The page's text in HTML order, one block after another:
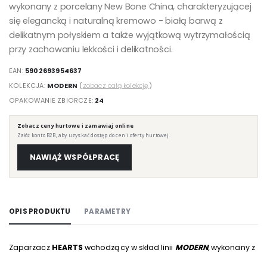
wykonany z porcelany New Bone China, charakteryzującej
się elegancką i naturalną kremowo - białą barwą z
delikatnym połyskiem a także wyjątkową wytrzymałością
przy zachowaniu lekkości i delikatności.
EAN: 5902693954637
KOLEKCJA: MODERN ( zobacz całą kolekcję )
OPAKOWANIE ZBIORCZE: 24
Zobacz ceny hurtowe i zamawiaj online
Załóż konto B2B, aby uzyskać dostęp do cen i oferty hurtowej.
NAWIĄŻ WSPÓŁPRACĘ
OPIS PRODUKTU PARAMETRY
Zaparzacz HEARTSwchodzący w skład linii MODERN,wykonany z